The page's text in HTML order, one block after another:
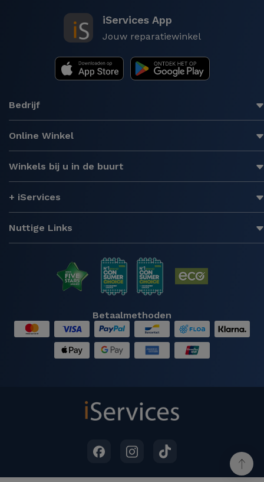
iServices App
Jouw reparatiewinkel
Bedrijf
Online Winkel
Winkels bij u in de buurt
+ iServices
Nuttige Links
Betaalmethoden